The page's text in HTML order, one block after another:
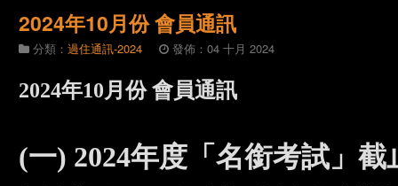
2024年10月份 會員通訊
分類： 過住通訊-2024 發佈：04 十月 2024
2024年10月份 會員通訊
(一) 2024年度「名銜考試」截